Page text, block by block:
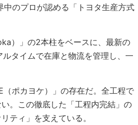
のプロが認める「トヨタ生産方式
）」の2本柱をベースに、最新の
タイムで在庫と物流を管理し、一
ポカヨケ）」の存在だ。全工程で
。この徹底した「工程内完結」の
ティ」を支えている。